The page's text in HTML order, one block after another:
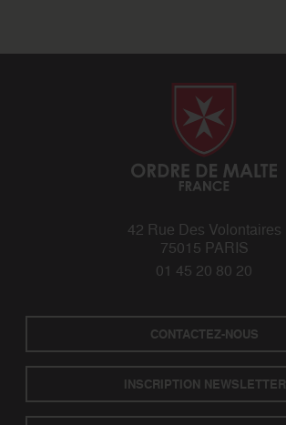
42 Rue Des Volontaires
75015 PARIS
01 45 20 80 20
CONTACTEZ-NOUS
INSCRIPTION NEWSLETTER